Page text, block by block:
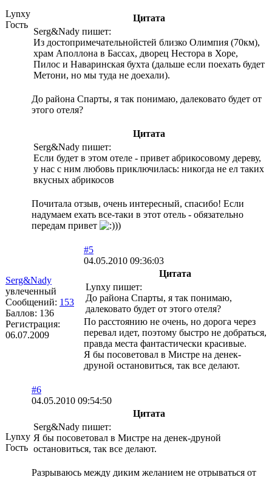
Lynxy
Гость
Цитата
Serg&Nady пишет:
Из достопримечательнойстей близко Олимпия (70км),
храм Аполлона в Бассах, дворец Нестора в Хоре,
Пилос и Наваринская бухта (дальше если поехать будет
Метони, но мы туда не доехали).
До района Спарты, я так понимаю, далековато будет от
этого отеля?
Цитата
Serg&Nady пишет:
Если будет в этом отеле - привет абрикосовому дереву,
у нас с ним любовь приключилась: никогда не ел таких
вкусных абрикосов
Почитала отзыв, очень интересный, спасибо! Если
надумаем ехать все-таки в этот отель - обязательно
передам привет
))
Serg&Nady
увлеченный
Сообщений: 153
Баллов: 136
Регистрация:
06.07.2009
#5
04.05.2010 09:36:03
Цитата
Lynxy пишет:
До района Спарты, я так понимаю,
далековато будет от этого отеля?
По расстоянию не очень, но дорога через
перевал идет, поэтому быстро не добраться,
правда места фантастически красивые.
Я бы посоветовал в Мистре на денек-
друной остановиться, так все делают.
Lynxy
Гость
#6
04.05.2010 09:54:50
Цитата
Serg&Nady пишет:
Я бы посоветовал в Мистре на денек-друной
остановиться, так все делают.
Разрываюсь между диким желанием не отрываться от